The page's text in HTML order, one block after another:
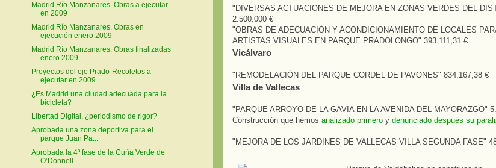
"DIVERSAS ACTUACIONES DE MEJORA EN ZONAS VERDES DEL
2.500.000 €
"OBRAS DE ADECUACIÓN Y ACONDICIONAMIENTO DE LOCALES
ARTISTAS VISUALES EN PARQUE PRADOLONGO" 393.111,31 €
Vicálvaro
"REMODELACIÓN DEL PARQUE CORDEL DE PAVONES" 834.167,38 €
Villa de Vallecas
"PARQUE ARROYO DE LA GAVIA EN LA AVENIDA DEL MAYORAZGO"
Construcción que hemos analizado primero y denunciado después su
"MEJORA DE LOS JARDINES DE VALLECAS VILLA SEGUNDA FASE"
Madrid Río Manzanares. Obras a ejecutar
en 2009
Madrid Río Manzanares. Obras en
ejecución enero 2009
Madrid Río Manzanares. Obras finalizadas
enero 2009
Proyectos del eje Prado-Recoletos a
ejecutar en 2009
¿Es Madrid una ciudad adecuada para la
bicicleta?
Libertad Digital, ¿periodismo de rigor?
Aprobada una zona deportiva para el
parque Juan Pa...
Aprobada la 4ª fase de la Cuña Verde de
O’Donnell